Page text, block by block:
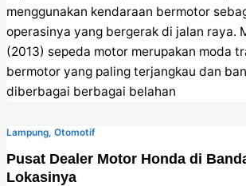
menggunakan kendaraan bermotor
operasinya yang bergerak di jalan raya.
(2013) sepeda motor merupakan moda
bermotor yang paling terjangkau dan
diberbagai berbagai belahan
Lampung,Otomotif
Pusat Dealer Motor Honda di
Lokasinya